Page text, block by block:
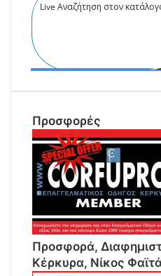
Προσφορές
Προσφορά,
Κέρκυρα, Νίκος